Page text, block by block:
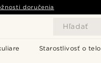
Hľadať
Starostlivosť o telo
doručenia